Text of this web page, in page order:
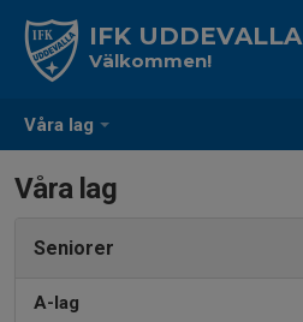
Våra lag
IFK UDDEVALLA
Välkommen!
Våra lag
Seniorer
A-lag